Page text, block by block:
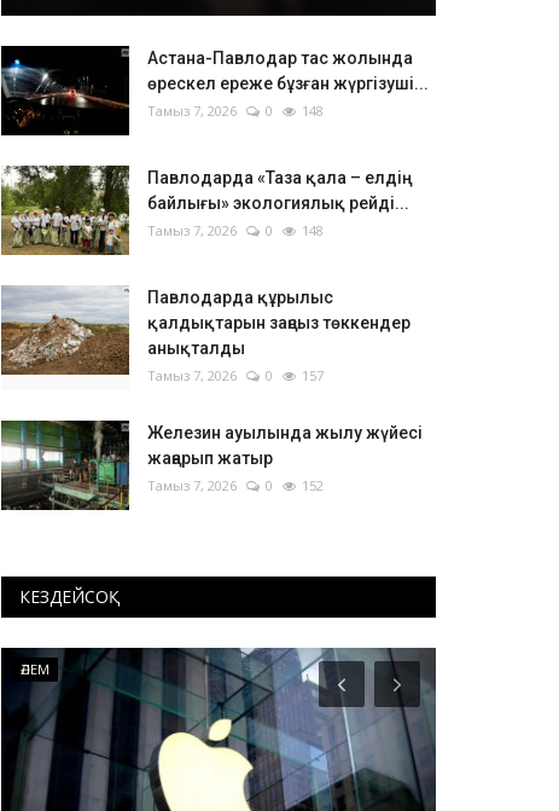
Астана-Павлодар тас жолында
өрескел ереже бұзған жүргізуші...
Тамыз 7, 2026 0 148
Павлодарда «Таза қала – елдің
байлығы» экологиялық рейді...
Тамыз 7, 2026 0 148
Павлодарда құрылыс
қалдықтарын заңсыз төккендер
анықталды
Тамыз 7, 2026 0 157
Железин ауылында жылу жүйесі
жаңарып жатыр
Тамыз 7, 2026 0 152
КЕЗДЕЙСОҚ
ӘЛЕМ